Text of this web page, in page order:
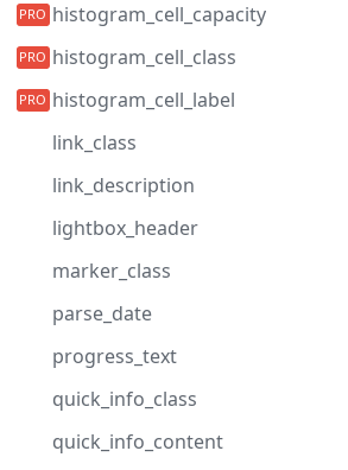
histogram_cell_capacity
histogram_cell_class
histogram_cell_label
link_class
link_description
lightbox_header
marker_class
parse_date
progress_text
quick_info_class
quick_info_content